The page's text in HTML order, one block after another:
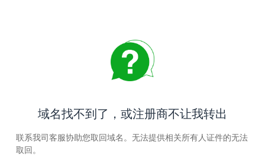
域名找不到了，或注册商不让我转出
联系我司客服协助您取回域名。无法提供相关所有人证件的无法
取回。